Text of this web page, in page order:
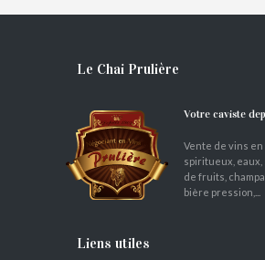
Le Chai Prulière
Votre caviste
Vente de vins en
spiritueux, eaux,
de fruits,
bière pression,...
Liens utiles